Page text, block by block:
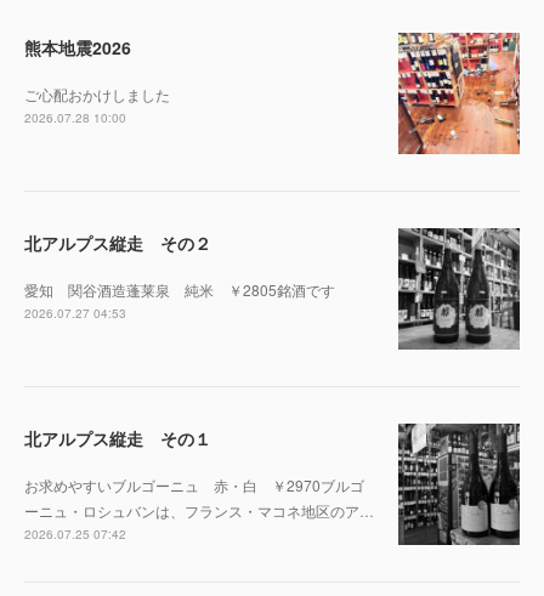
熊本地震2026
ご心配おかけしました
2026.07.28 10:00
北アルプス縦走 その２
愛知 関谷酒造蓬莱泉 純米 ￥2805銘酒です
2026.07.27 04:53
北アルプス縦走 その１
お求めやすいブルゴーニュ 赤・白 ￥2970ブルゴ
ーニュ・ロシュバンは、フランス・マコネ地区のア…
2026.07.25 07:42